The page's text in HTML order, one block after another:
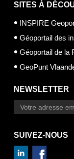
SITES À
INSPIRE
Géoportail des
Géoportail de la
GeoPunt
NEWSLETTER
SUIVEZ-NOUS